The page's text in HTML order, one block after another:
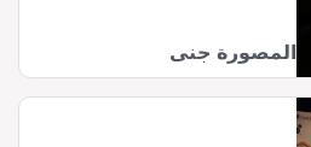
المصورة جنى